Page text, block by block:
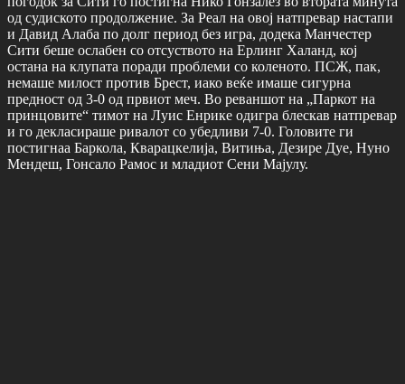
од судиското продолжение. За Реал на овој натпревар настапи
и Давид Алаба по долг период без игра, додека Манчестер
Сити беше ослабен со отсуството на Ерлинг Халанд, кој
остана на клупата поради проблеми со коленото. ПСЖ, пак,
немаше милост против Брест, иако веќе имаше сигурна
предност од 3-0 од првиот меч. Во реваншот на „Паркот на
принцовите“ тимот на Луис Енрике одигра блескав натпревар
и го декласираше ривалот со убедливи 7-0. Головите ги
постигнаа Баркола, Кварацкелија, Витиња, Дезире Дуе, Нуно
Мендеш, Гонсало Рамос и младиот Сени Мајулу.